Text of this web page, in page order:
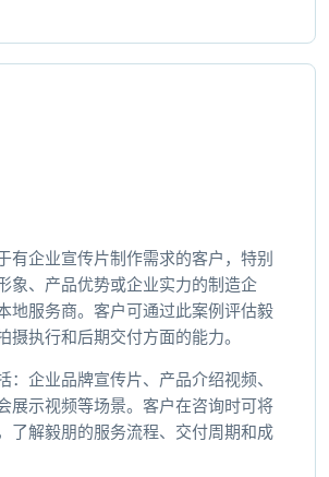
有企业宣传片制作需求的客户，特别
象、产品优势或企业实力的制造企
地服务商。客户可通过此案例评估毅
摄执行和后期交付方面的能力。
：企业品牌宣传片、产品介绍视频、
展示视频等场景。客户在咨询时可将
了解毅朋的服务流程、交付周期和成